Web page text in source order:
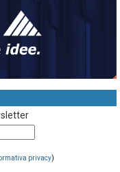
privacy)